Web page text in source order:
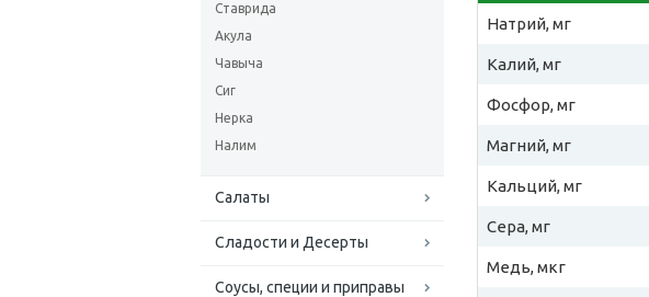
Ставрида
Акула
Чавыча
Сиг
Нерка
Налим
Салаты
Сладости и Десерты
Соусы, специи и приправы
Натрий, мг
Калий, мг
Фосфор, мг
Магний, мг
Кальций, мг
Сера, мг
Медь, мкг